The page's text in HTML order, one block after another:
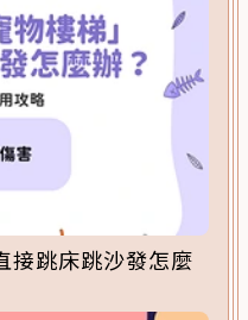
接跳床跳沙發怎麼